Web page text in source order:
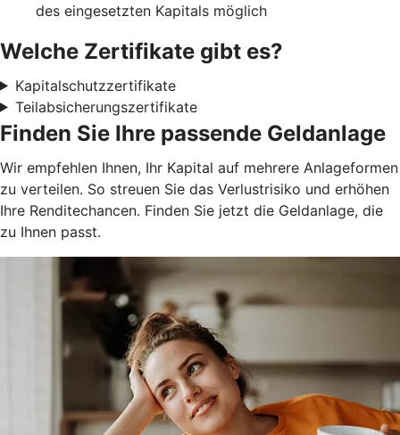
des eingesetzten Kapitals möglich
Welche Zertifikate gibt es?
Kapitalschutzzertifikate
Teilabsicherungszertifikate
Finden Sie Ihre passende Geldanlage
Wir empfehlen Ihnen, Ihr Kapital auf mehrere Anlageformen
zu verteilen. So streuen Sie das Verlustrisiko und erhöhen
Ihre Renditechancen. Finden Sie jetzt die Geldanlage, die
zu Ihnen passt.